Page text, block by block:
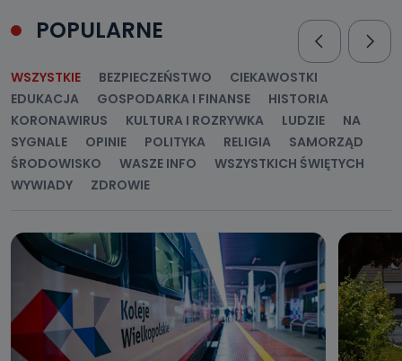
POPULARNE
WSZYSTKIE BEZPIECZEŃSTWO
CIEKAWOSTKI
EDUKACJA
GOSPODARKA I FINANSE
HISTORIA
KORONAWIRUS
KULTURA I ROZRYWKA LUDZIE
NA
SYGNALE
OPINIE POLITYKA RELIGIA
SAMORZĄD
ŚRODOWISKO
WASZE INFO
WSZYSTKICH ŚWIĘTYCH
WYWIADY
ZDROWIE